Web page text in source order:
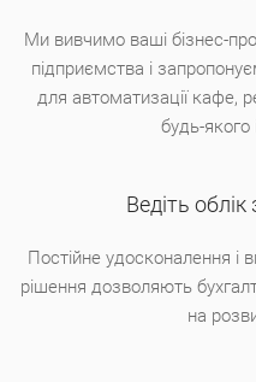
Ми вивчимо вашi бiзнес-
пiдприємства i
для автоматизацiї кафе,
будь-якого
Ведiть облiк
Постiйне удосконалення i
рiшення дозволяють
на